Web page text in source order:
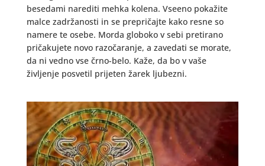
besedami narediti mehka kolena. Vseeno pokažite
malce zadržanosti in se prepričajte kako resne so
namere te osebe. Morda globoko v sebi pretirano
pričakujete novo razočaranje, a zavedati se morate,
da ni vedno vse črno-belo. Kaže, da bo v vaše
življenje posvetil prijeten žarek ljubezni.